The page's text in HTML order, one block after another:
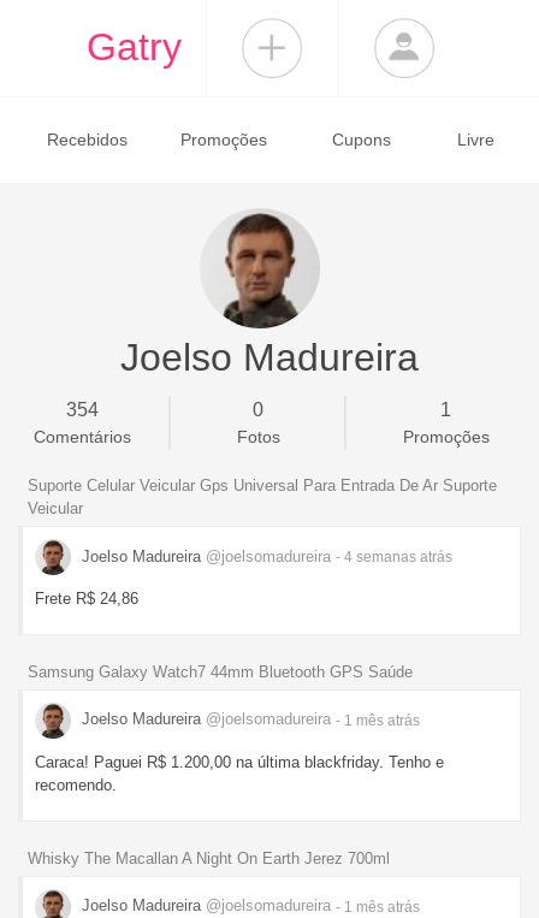
Gatry
Recebidos Promoções Cupons Livre
Joelso Madureira
354
Comentários
0
Fotos
1
Promoções
Suporte Celular Veicular Gps Universal Para Entrada De Ar Suporte
Veicular
Joelso Madureira @joelsomadureira - 4 semanas atrás
Frete R$ 24,86
Samsung Galaxy Watch7 44mm Bluetooth GPS Saúde
Joelso Madureira @joelsomadureira - 1 mês atrás
Caraca! Paguei R$ 1.200,00 na última blackfriday. Tenho e
recomendo.
Whisky The Macallan A Night On Earth Jerez 700ml
Joelso Madureira @joelsomadureira - 1 mês atrás